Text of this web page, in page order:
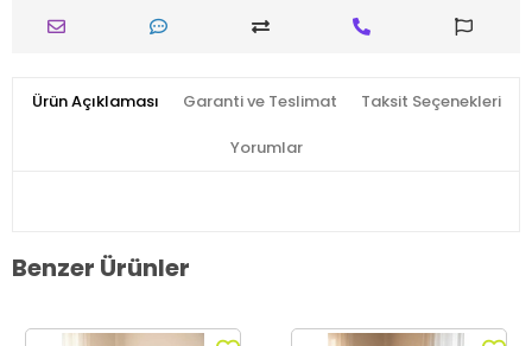
Ürün Açıklaması Garanti ve Teslimat Taksit Seçenekleri
Yorumlar
Benzer Ürünler